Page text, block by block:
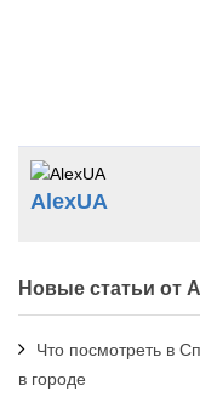
AlexUA
Новые статьи от
Что посмотреть в
в городе